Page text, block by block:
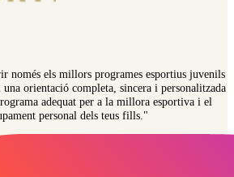
només els millors programes esportius juvenils
orientació completa, sincera i personalitzada
adequat per a la millora esportiva i el
personal dels teus fills."